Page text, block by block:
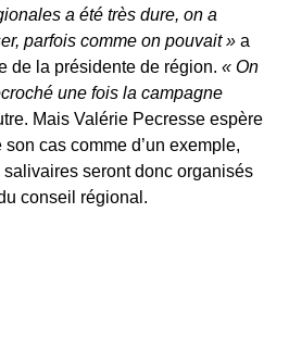
a été très dure, on a
parfois comme on pouvait »a
de la présidente de région. « On
une fois la campagne
Mais Valérie Pecresse espère
cas comme d’un exemple,
seront donc organisés
conseil régional.